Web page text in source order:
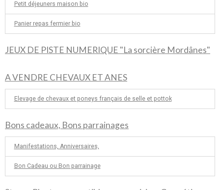
Petit déjeuners maison bio
Panier repas fermier bio
JEUX DE PISTE NUMERIQUE "La sorcière Mordânes"
A VENDRE CHEVAUX ET ANES
Elevage de chevaux et poneys français de selle et pottok
Bons cadeaux, Bons parrainages
Manifestations, Anniversaires,
Bon Cadeau ou Bon parrainage